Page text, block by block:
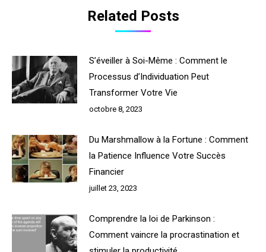
Related Posts
S’éveiller à Soi-Même : Comment le
Processus d’Individuation Peut
Transformer Votre Vie
octobre 8, 2023
Du Marshmallow à la Fortune : Comment
la Patience Influence Votre Succès
Financier
juillet 23, 2023
Comprendre la loi de Parkinson :
Comment vaincre la procrastination et